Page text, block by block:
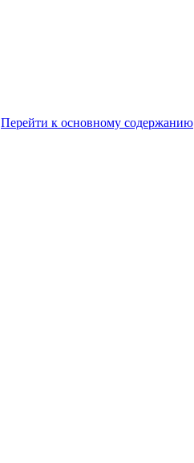
Перейти к основному содержанию